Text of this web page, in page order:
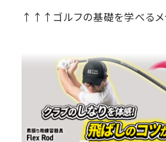
↑↑↑ゴルフの基礎を学べるメ